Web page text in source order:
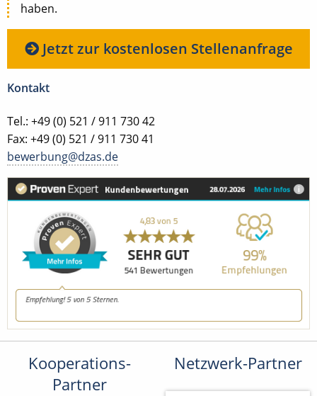
haben.
Jetzt zur kostenlosen Stellenanfrage
Kontakt
Tel.: +49 (0) 521 / 911 730 42
Fax: +49 (0) 521 / 911 730 41
bewerbung@dzas.de
Kooperations-
Partner
Netzwerk-Partner